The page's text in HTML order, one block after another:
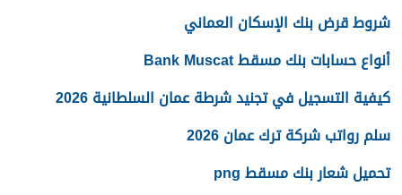
شروط قرض بنك الإسكان العماني
أنواع حسابات بنك مسقط Bank Muscat
كيفية التسجيل في تجنيد شرطة عمان السلطانية 2026
سلم رواتب شركة ترك عمان 2026
تحميل شعار بنك مسقط png